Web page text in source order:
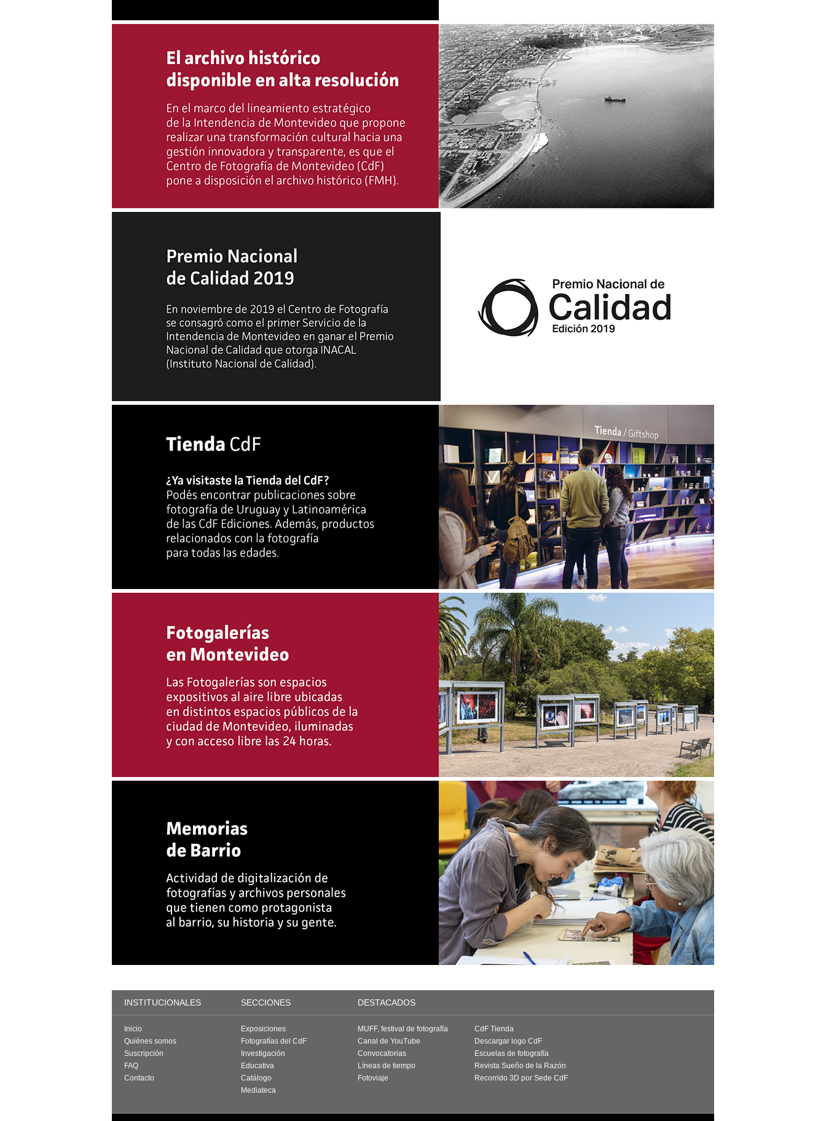
INSTITUCIONALES SECCIONES DESTACADOS
Inicio
Quiénes somos
Suscripción
FAQ
Contacto
Exposiciones
Fotografías del CdF
Investigación
Educativa
Catálogo
Mediateca
MUFF, festival de fotografía
Canal de YouTube
Convocatorias
Líneas de tiempo
Fotoviaje
CdF Tienda
Descargar logo CdF
Escuelas de fotografía
Revista Sueño de la Razón
Recorrido 3D por Sede CdF